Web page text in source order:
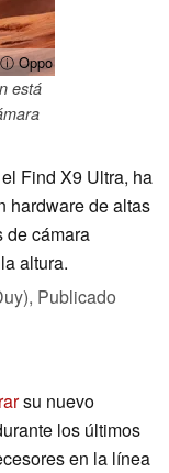
ⓘ Oppo
está
Find X9 Ultra, ha
hardware de altas
de cámara
altura.
Publicado
su nuevo
los últimos
en la línea